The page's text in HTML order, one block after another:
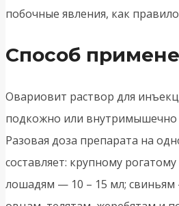
побочные явления, как
Способ
Овариовит раствор для
подкожно или внутримышечно
Разовая доза препарата на
составляет: крупному
лошадям — 10 – 15 мл; свиньям